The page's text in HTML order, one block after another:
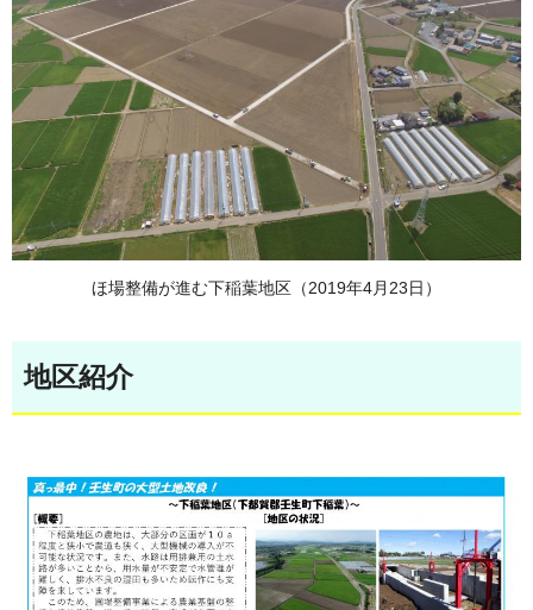
ほ場整備が進む下稲葉地区（2019年4月23日）
地区紹介